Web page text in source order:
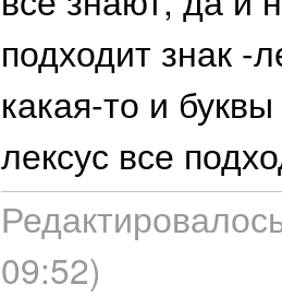
подходит знак -
какая-то и
лексус все
09:52)